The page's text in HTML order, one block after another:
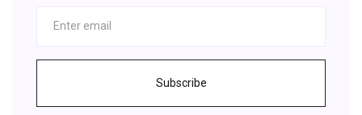
Subscribe